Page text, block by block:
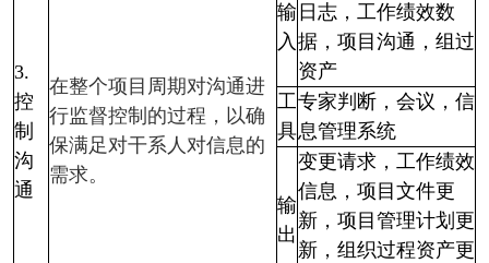
3.
控
制
沟
通
在整个项目周期对沟通进
行监督控制的过程，以确
保满足对干系人对信息的
需求。
输
入
日志，工作绩效数
据，项目沟通，组过
资产
工
具
专家判断，会议，信
息管理系统
输
出
变更请求，工作绩效
信息，项目文件更
新，项目管理计划更
新，组织过程资产更